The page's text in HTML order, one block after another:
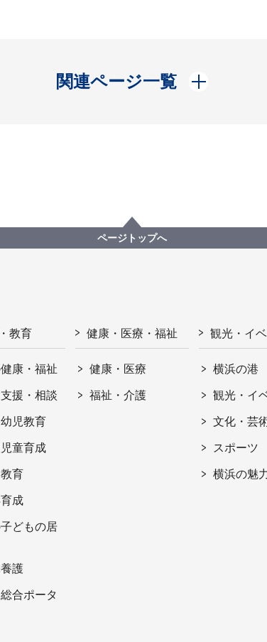
関連ページ一覧
開く
ページトップへ
教育
康・福祉
援・相談
児教育
童育成
育
成
どもの居
護
合ポータ
健康・医療・福祉
健康・医療
福祉・介護
観光・イ
横浜の港
観光・イ
文化・芸
スポーツ
横浜の魅